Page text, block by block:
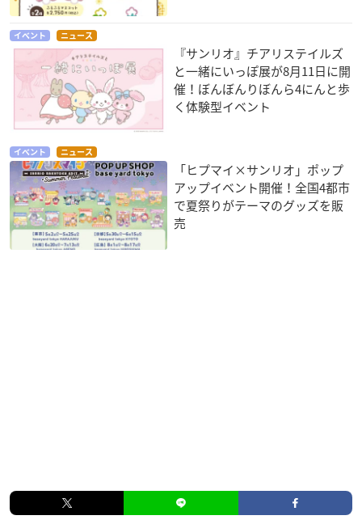
イベント ニュース
『サンリオ』チアリステイルズ
と一緒にいっぽ展が8月11日に開
催！ぼんぼんりぼんら4にんと歩
く体験型イベント
イベント ニュース
「ヒプマイ×サンリオ」ポップ
アップイベント開催！全国4都市
で夏祭りがテーマのグッズを販
売